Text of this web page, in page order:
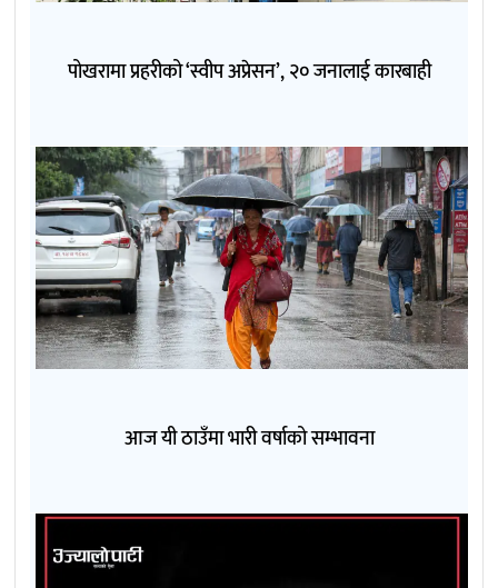
पोखरामा प्रहरीको ‘स्वीप अप्रेसन’, २० जनालाई कारबाही
आज यी ठाउँमा भारी वर्षाको सम्भावना